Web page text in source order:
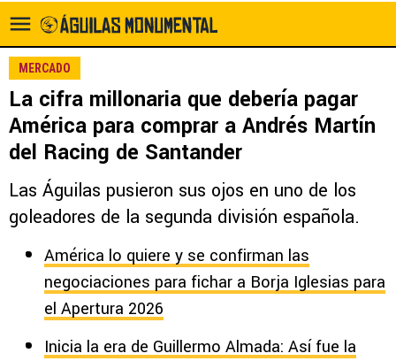
MERCADO
La cifra millonaria que debería pagar
América para comprar a Andrés Martín
del Racing de Santander
Las Águilas pusieron sus ojos en uno de los
goleadores de la segunda división española.
América lo quiere y se confirman las
negociaciones para fichar a Borja Iglesias para
el Apertura 2026
Inicia la era de Guillermo Almada: Así fue la